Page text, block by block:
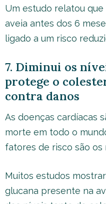
Um estudo relatou
aveia antes dos 6
ligado a um risco
7. Diminui os
protege o
contra danos
As doenças cardíacas
morte em todo o
fatores de risco são
Muitos estudos
glucana presente na